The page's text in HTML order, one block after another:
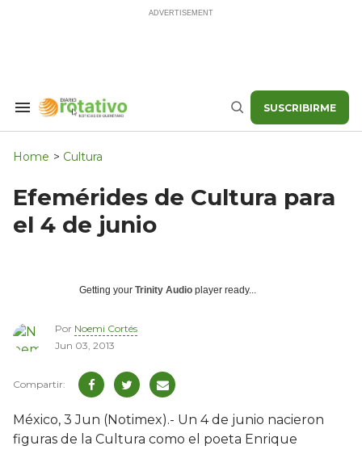
Search
Navigation
Buscar SUSCRIBIRME
Home > Cultura
Efemérides de Cultura para
el 4 de junio
Getting your Trinity Audio player ready...
Por Noemi Cortés
Jun 03, 2013
México, 3 Jun (Notimex).- Un 4 de junio nacieron
figuras de la Cultura como el poeta Enrique